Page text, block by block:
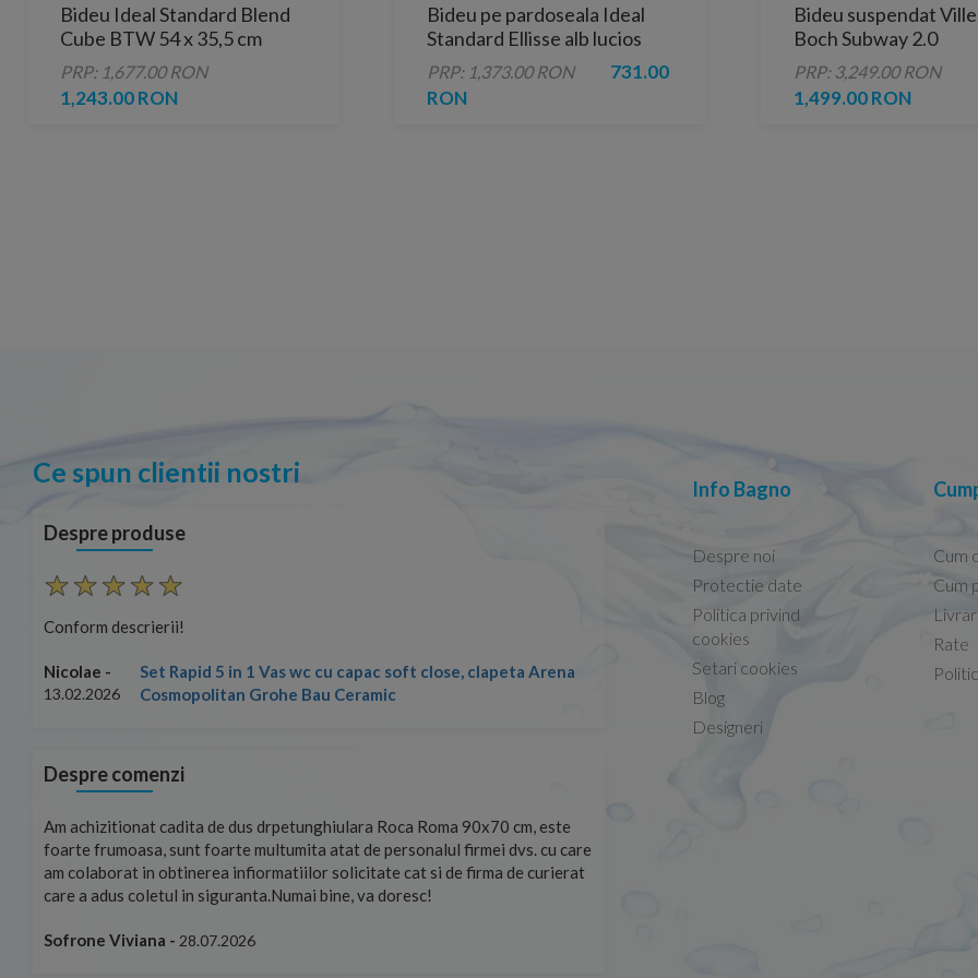
Bideu Ideal Standard Blend
Cube BTW 54 x 35,5 cm
PRP: 1,677.00 RON
1,243.00 RON
Bideu pe pardoseala Ideal
Standard Ellisse alb lucios
PRP: 1,373.00 RON
731.00
RON
Bideu suspendat
Boch Subway 2.0
56x37xH41 cm
PRP: 3,249.00 RON
1,499.00 RON
Ce spun clientii nostri
Despre produse
Conform descrierii!
Nicolae -
13.02.2026
Set Rapid 5 in 1 Vas wc cu capac soft close, clapeta Arena
Cosmopolitan Grohe Bau Ceramic
Conform descrierii!
13.02.2026
Despre comenzi
Am achizitionat cadita de dus drpetunghiulara Roca Roma 90x70 cm, este
foarte frumoasa, sunt foarte multumita atat de personalul firmei dvs. cu care
am colaborat in obtinerea infiormatiilor solicitate cat si de firma de curierat
care a adus coletul in siguranta.Numai bine, va doresc!
Sofrone Viviana - 28.07.2026
Info Bagno
Despre noi
Protectie date
Politica privind
cookies
Setari cookies
Blog
Designeri
Cum
Cum
Rate